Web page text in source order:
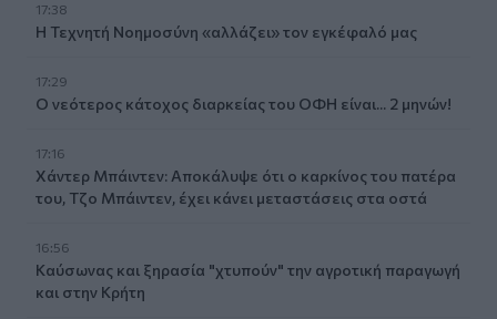
17:38
Η Τεχνητή Νοημοσύνη «αλλάζει» τον εγκέφαλό μας
17:29
Ο νεότερος κάτοχος διαρκείας του ΟΦΗ είναι... 2 μηνών!
17:16
Χάντερ Μπάιντεν: Αποκάλυψε ότι ο καρκίνος του πατέρα
του, Τζο Μπάιντεν, έχει κάνει μεταστάσεις στα οστά
16:56
Καύσωνας και ξηρασία "χτυπούν" την αγροτική παραγωγή
και στην Κρήτη